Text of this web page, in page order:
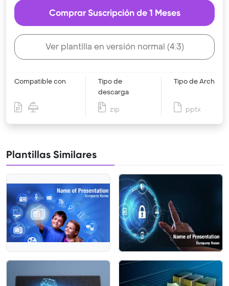
Comprar Suscripción de 1 Meses
Ver plantilla en versión normal (4:3)
Compatible con
Tipo de
descarga
zip
Tipo de Archivo
pptx
Plantillas Similares